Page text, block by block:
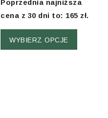
5
Poprzednia najniższa
cena z 30 dni to: 165 zł.
WYBIERZ OPCJE